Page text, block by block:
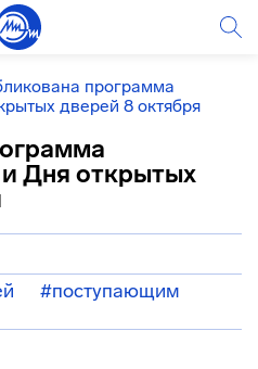
программа
дверей 8 октября
Дня открытых
#поступающим